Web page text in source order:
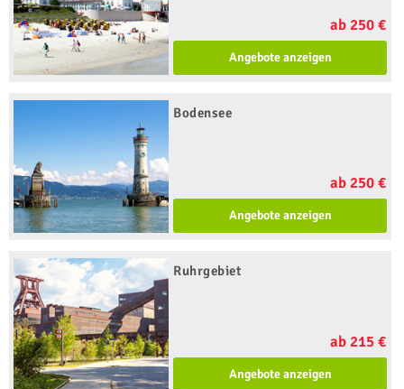
ab 250 €
Angebote anzeigen
Bodensee
ab 250 €
Angebote anzeigen
Ruhrgebiet
ab 215 €
Angebote anzeigen